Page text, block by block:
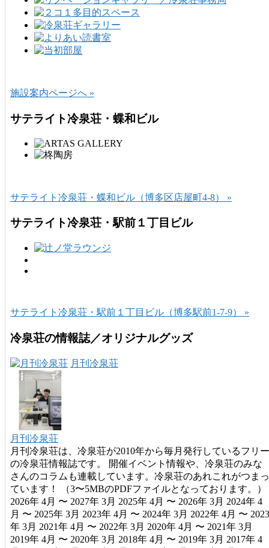
施設案内ページへ »
サテライト冷泉荘・蝶和ビル
サテライト冷泉荘・蝶和ビル（博多区店屋町4-8） »
サテライト冷泉荘・駅前１丁目ビル
サテライト冷泉荘・駅前１丁目ビル（博多駅前1-7-9） »
冷泉荘の情報誌／オリジナルグッズ
月刊冷泉荘
月刊冷泉荘
月刊冷泉荘は、冷泉荘が2010年から毎月発行しているフリー
の冷泉荘情報誌です。 開催イベント情報や、冷泉荘のみな
さんのコラムも連載しています。冷泉荘のあれこれがつまっ
ています！ （3〜5MBのPDFファイルとなっております。）
2026年 4月 〜 2027年 3月 2025年 4月 〜 2026年 3月 2024年 4
月 〜 2025年 3月 2023年 4月 〜 2024年 3月 2022年 4月 〜 2023
年 3月 2021年 4月 〜 2022年 3月 2020年 4月 〜 2021年 3月
2019年 4月 〜 2020年 3月 2018年 4月 〜 2019年 3月 2017年 4